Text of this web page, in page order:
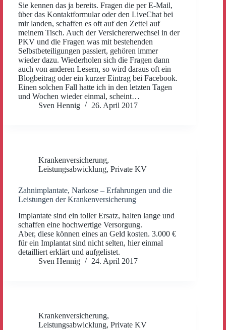
Sie kennen das ja bereits. Fragen die per E-Mail,
über das Kontaktformular oder den LiveChat bei
mir landen, schaffen es oft auf den Zettel auf
meinem Tisch. Auch der Versichererwechsel in der
PKV und die Fragen was mit bestehenden
Selbstbeteiligungen passiert, gehören immer
wieder dazu. Wiederholen sich die Fragen dann
auch von anderen Lesern, so wird daraus oft ein
Blogbeitrag oder ein kurzer Eintrag bei Facebook.
Einen solchen Fall hatte ich in den letzten Tagen
und Wochen wieder einmal, scheint…
Sven Hennig
26. April 2017
Krankenversicherung,
Leistungsabwicklung, Private KV
Zahnimplantate, Narkose – Erfahrungen und die
Leistungen der Krankenversicherung
Implantate sind ein toller Ersatz, halten lange und
schaffen eine hochwertige Versorgung.
Aber, diese können eines an Geld kosten. 3.000 €
für ein Implantat sind nicht selten, hier einmal
detailliert erklärt und aufgelistet.
Sven Hennig
24. April 2017
Krankenversicherung,
Leistungsabwicklung, Private KV